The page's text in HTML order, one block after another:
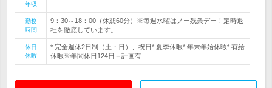
年収
勤務
時間
9：30～18：00（休憩60分）※毎週水曜はノー残業デー！定時退
社を徹底しています。
休日
休暇
* 完全週休2日制（土・日）、祝日* 夏季休暇* 年末年始休暇* 有給
休暇※年間休日124日＋計画有…